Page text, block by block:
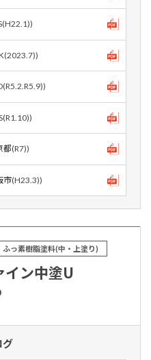
都(R7))
市(H23.3))
ふっ素樹脂塗料(中・上塗り)
イン中塗U
グ